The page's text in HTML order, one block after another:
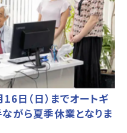
日（日）までオートギ
がら夏季休業となりま